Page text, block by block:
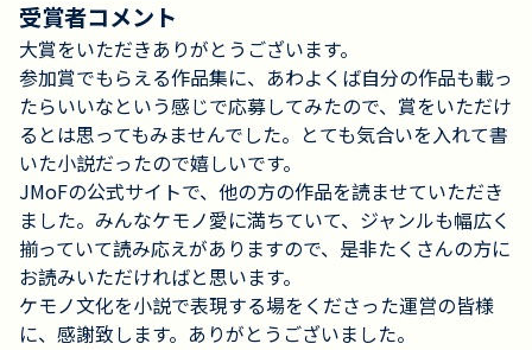
受賞者コメント
大賞をいただきありがとうございます。
参加賞でもらえる作品集に、あわよくば自分の作品も載っ
たらいいなという感じで応募してみたので、賞をいただけ
るとは思ってもみませんでした。とても気合いを入れて書
いた小説だったので嬉しいです。
JMoFの公式サイトで、他の方の作品を読ませていただき
ました。みんなケモノ愛に満ちていて、ジャンルも幅広く
揃っていて読み応えがありますので、是非たくさんの方に
お読みいただければと思います。
ケモノ文化を小説で表現する場をくださった運営の皆様
に、感謝致します。ありがとうございました。